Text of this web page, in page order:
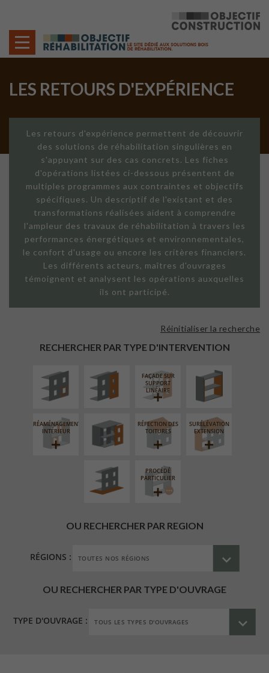
LES RETOURS D'EXPÉRIENCE
Les retours d'expérience permettent de découvrir
des solutions de réhabilitation singulières en
s'appuyant sur des cas concrets. Les fiches
d'opérations listées ci-dessous présentent de
multiples programmes aux contraintes et objectifs
spécifiques. Un descriptif de l'existant et des
transformations réalisées aident à comprendre
l'ampleur des travaux de réhabilitation à travers les
performances énergétiques et environnementales,
le confort d'usage ou encore les critères financiers.
Les différents acteurs, maîtres d'ouvrages
témoignent et analysent les opérations auxquelles
ils ont participé.
RECHERCHER PAR TYPE D'INTERVENTION
Réinitialiser la recherche
EXTÉRIEURE
FAÇADE SUR
SUPPORT
LINÉAIRE
ISOLATION
INTÉRIEURE
RÉAMÉNAGEMENT
INTÉRIEUR
FERMETURE
LOGGIAS
RÉFECTION DES
TOITURES
SURÉLÉVATION
EXTENSION
AMÉNAGEMENT
EXTÉRIEUR
PROCÉDÉ
PARTICULIER
OU RECHERCHER PAR REGION
RÉGIONS :
OU RECHERCHER PAR TYPE D'OUVRAGE
TYPE D'OUVRAGE :